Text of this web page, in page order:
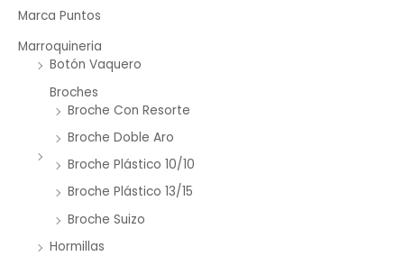
Marca Puntos
Marroquineria
Botón Vaquero
Broches
Broche Con Resorte
Broche Doble Aro
Broche Plástico 10/10
Broche Plástico 13/15
Broche Suizo
Hormillas